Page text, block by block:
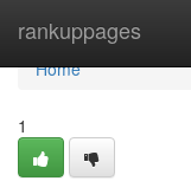
rankuppages
Home
Home
1